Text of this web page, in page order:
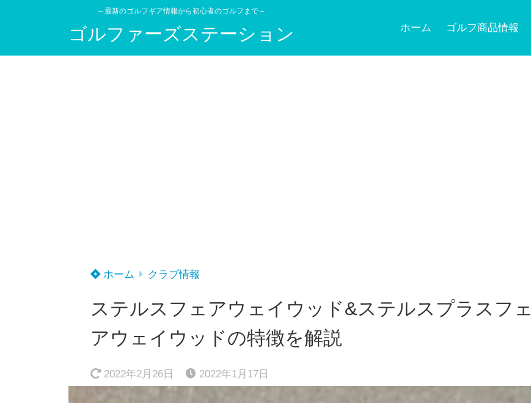
～最新のゴルフギア情報から初心者のゴルフまで～
ゴルファーズステーション ホーム ゴルフ商品情報
ホーム クラブ情報
ステルスフェアウェイウッド&ステルスプラスフェ
アウェイウッドの特徴を解説
2022年2月26日 2022年1月17日